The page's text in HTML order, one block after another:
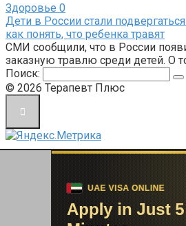
Здоровье 0
Дети в России стали
как понять, что ребенка травят
СМИ сообщили, что в России
заказную травлю среди детей. О
Поиск:
© 2026 Терапевт Плюс